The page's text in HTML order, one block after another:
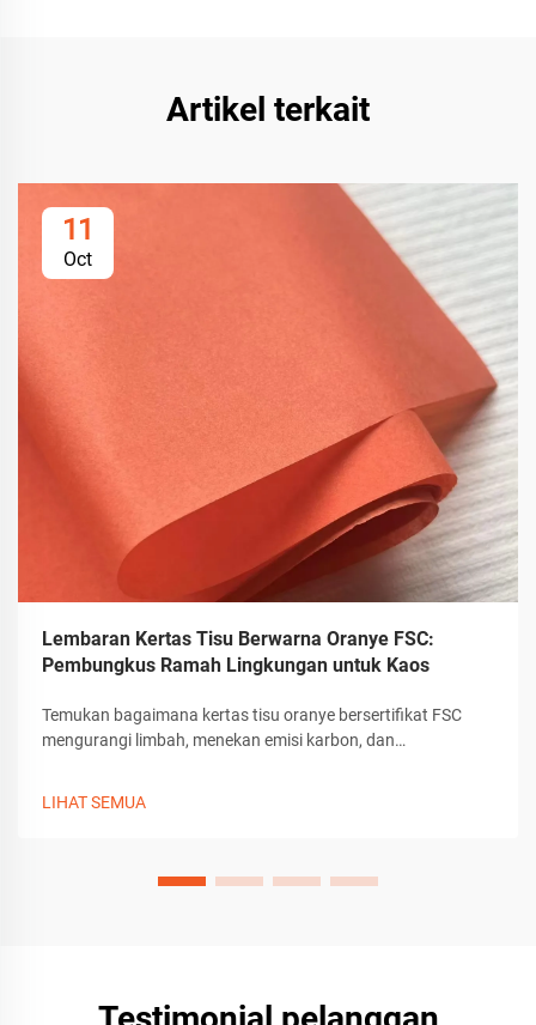
Artikel terkait
11
Oct
Lembaran Kertas Tisu Berwarna Oranye FSC:
Pembungkus Ramah Lingkungan untuk Kaos
Temukan bagaimana kertas tisu oranye bersertifikat FSC
mengurangi limbah, menekan emisi karbon, dan
LIHAT SEMUA